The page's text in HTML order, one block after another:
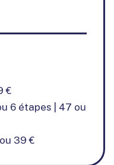
€
6 étapes | 47 ou
39 €